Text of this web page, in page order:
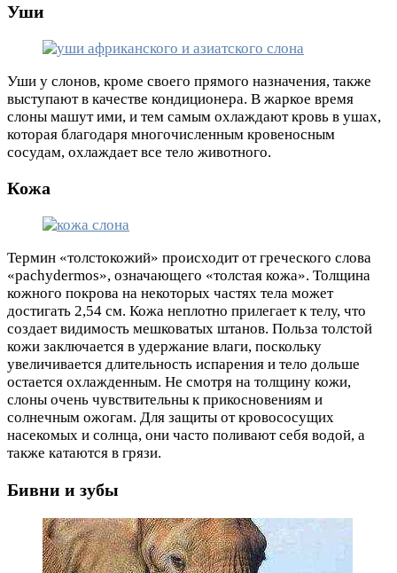
Уши
Уши у слонов, кроме своего прямого назначения, также
выступают в качестве кондиционера. В жаркое время
слоны машут ими, и тем самым охлаждают кровь в ушах,
которая благодаря многочисленным кровеносным
сосудам, охлаждает все тело животного.
Кожа
Термин «толстокожий» происходит от греческого слова
«pachydermos», означающего «толстая кожа». Толщина
кожного покрова на некоторых частях тела может
достигать 2,54 см. Кожа неплотно прилегает к телу, что
создает видимость мешковатых штанов. Польза толстой
кожи заключается в удержание влаги, поскольку
увеличивается длительность испарения и тело дольше
остается охлажденным. Не смотря на толщину кожи,
слоны очень чувствительны к прикосновениям и
солнечным ожогам. Для защиты от кровососущих
насекомых и солнца, они часто поливают себя водой, а
также катаются в грязи.
Бивни и зубы